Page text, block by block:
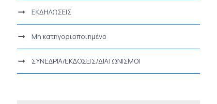
ΕΚΔΗΛΩΣΕΙΣ
Μη κατηγοριοποιημένο
ΣΥΝΕΔΡΙΑ/ΕΚΔΟΣΕΙΣ/ΔΙΑΓΩΝΙΣΜΟΙ